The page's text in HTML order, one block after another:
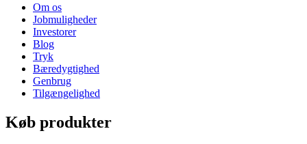
Om os
Jobmuligheder
Investorer
Blog
Tryk
Bæredygtighed
Genbrug
Tilgængelighed
Køb produkter